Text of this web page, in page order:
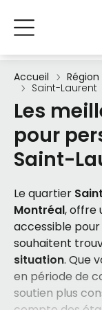
Accueil
Saint-Laurent
Les
pour
Saint-
Le quartier
Montréal, offre
accessible pour
souhaitent
situation. Que
en période de
soutien plus